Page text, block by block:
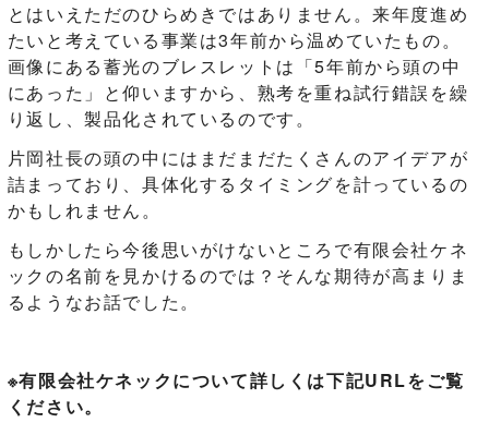
とはいえただのひらめきではありません。来年度進め
たいと考えている事業は3年前から温めていたもの。
画像にある蓄光のブレスレットは「5年前から頭の中
にあった」と仰いますから、熟考を重ね試行錯誤を繰
り返し、製品化されているのです。
片岡社長の頭の中にはまだまだたくさんのアイデアが
詰まっており、具体化するタイミングを計っているの
かもしれません。
もしかしたら今後思いがけないところで有限会社ケネ
ックの名前を見かけるのでは？そんな期待が高まりま
るようなお話でした。
※有限会社ケネックについて詳しくは下記URLをご覧
ください。